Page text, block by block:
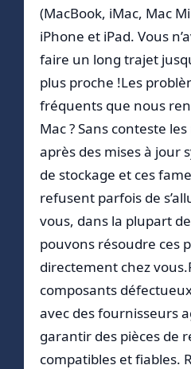
(MacBook, iMac, Mac
iPhone et iPad. Vous
faire un long trajet
plus proche !Les
fréquents que nous
Mac ? Sans conteste
après des mises à jour
de stockage et ces
refusent parfois de
vous, dans la plupart
pouvons résoudre ces
directement chez
composants
avec des fournisseurs
garantir des pièces de
compatibles et fiables.